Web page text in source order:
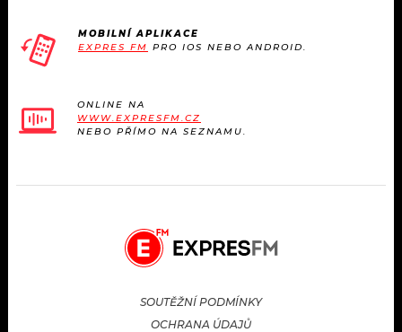
MOBILNÍ APLIKACE
EXPRES FM PRO IOS NEBO ANDROID.
ONLINE NA
WWW.EXPRESFM.CZ
NEBO PŘÍMO NA SEZNAMU.
SOUTĚŽNÍ PODMÍNKY
OCHRANA ÚDAJŮ